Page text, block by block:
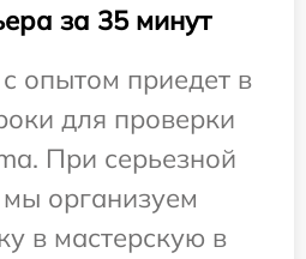
за 35 минут
опытом приедет в
для проверки
При серьезной
организуем
в мастерскую в